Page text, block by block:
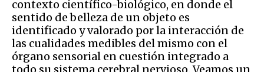
contexto científico-biológico, en donde el
sentido de belleza de un objeto es
identificado y valorado por la interacción de
las cualidades medibles del mismo con el
órgano sensorial en cuestión integrado a